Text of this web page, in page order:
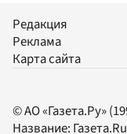
Редакция
Реклама
Карта сайта
© АО «Газета.Ру»
Название: Газета.Ru